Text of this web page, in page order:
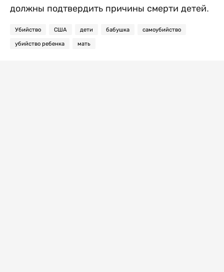
должны подтвердить причины смерти детей.
Убийство США дети бабушка самоубийство
убийство ребенка мать